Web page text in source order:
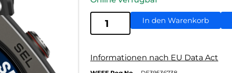
In den Warenkorb
Informationen nach EU Data Act